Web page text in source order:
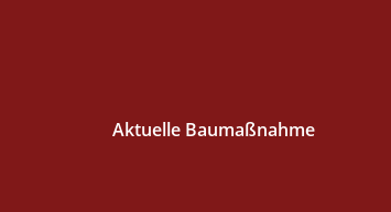
Aktuelle Baumaßnahme